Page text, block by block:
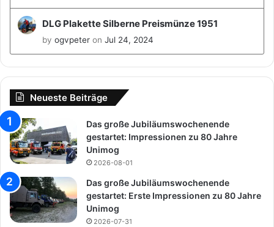
DLG Plakette Silberne Preismünze 1951
by ogvpeter on Jul 24, 2024
Neueste Beiträge
Das große Jubiläumswochenende
gestartet: Impressionen zu 80 Jahre
Unimog
2026-08-01
Das große Jubiläumswochenende
gestartet: Erste Impressionen zu 80 Jahre
Unimog
2026-07-31